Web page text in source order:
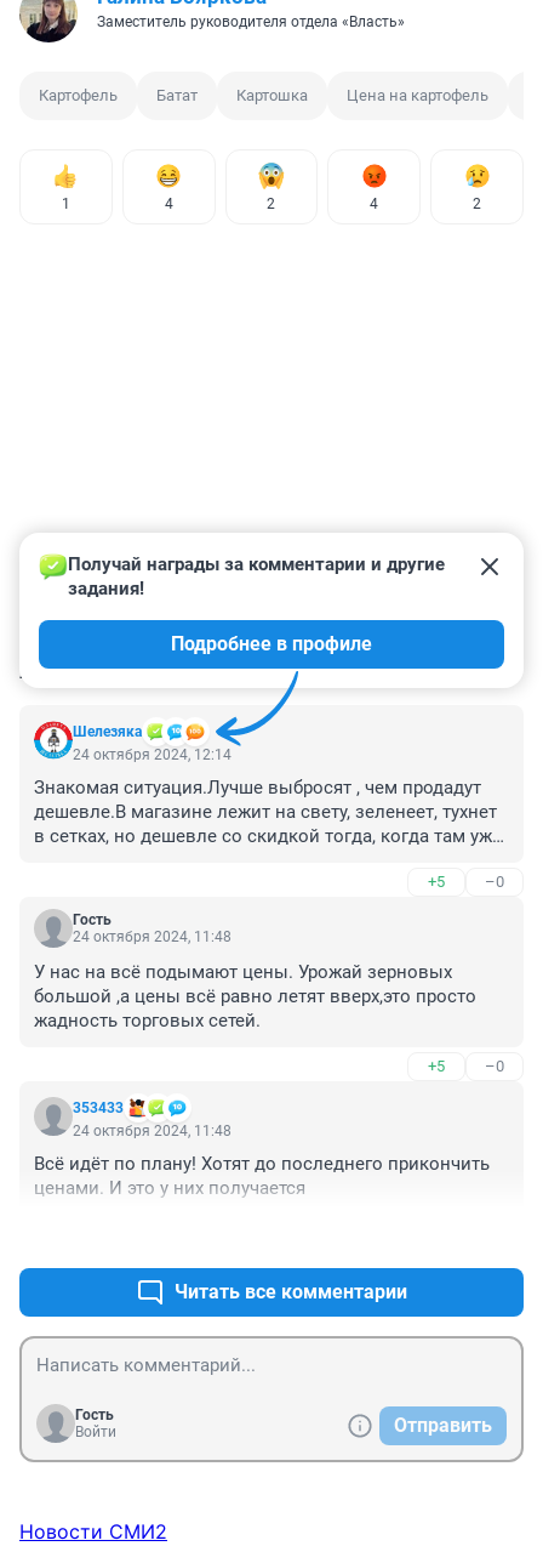
Заместитель руководителя отдела «Власть»
Картофель Батат Картошка Цена на картофель
1 4 2 4 2
КОММЕНТАРИИ 110
Шелезяка
Получай награды за комментарии и другие
задания!
Подробнее в профиле
24 октября 2024, 12:14
Знакомая ситуация.Лучше выбросят , чем продадут
дешевле.В магазине лежит на свету, зеленеет, тухнет
в сетках, но дешевле со скидкой тогда, когда там уже
Результат - ее просто не будет на прилавке магазина,
а на рынке будет цена - космос.
+5 –0
Гость
24 октября 2024, 11:48
У нас на всё подымают цены. Урожай зерновых
большой ,а цены всё равно летят вверх,это просто
жадность торговых сетей.
+5 –0
353433
24 октября 2024, 11:48
Всё идёт по плану! Хотят до последнего прикончить
ценами. И это у них получается
Читать все комментарии
Гость
Войти
Отправить
Новости СМИ2